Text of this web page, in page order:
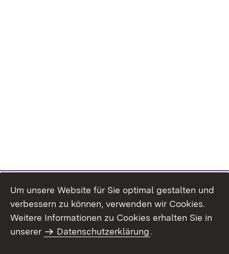
Themenübersicht
Um unsere Website für Sie optimal gestalten und
verbessern zu können, verwenden wir Cookies.
Weitere Informationen zu Cookies erhalten Sie in
unserer
Datenschutzerklärung.